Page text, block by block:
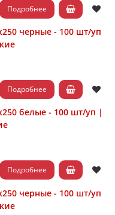
Подробнее
черные - 100 шт/уп
Подробнее
белые - 100 шт/уп |
Подробнее
черные - 100 шт/уп